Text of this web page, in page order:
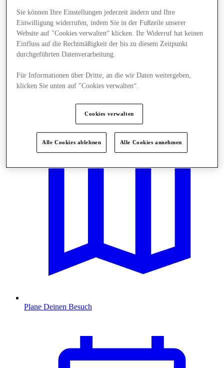
Plane Deinen Besuch
Sie können Ihre Einstellungen jederzeit ändern und Ihre
Einwilligung widerrufen, indem Sie in der Fußzeile unserer
Website auf "Cookies verwalten“ klicken. Ihr Widerruf hat keinen
Einfluss auf die Rechtmäßigkeit der bis zu diesem Zeitpunkt
durchgeführten Datenverarbeitung.
Für Informationen über Dritte, an die wir Daten weitergeben,
klicken Sie unten auf "Cookies verwalten“.
Cookies verwalten
Alle Cookies ablehnen Alle Cookies annehmen